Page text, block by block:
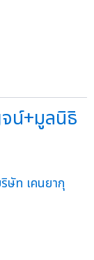
น์+มูลนิธิ